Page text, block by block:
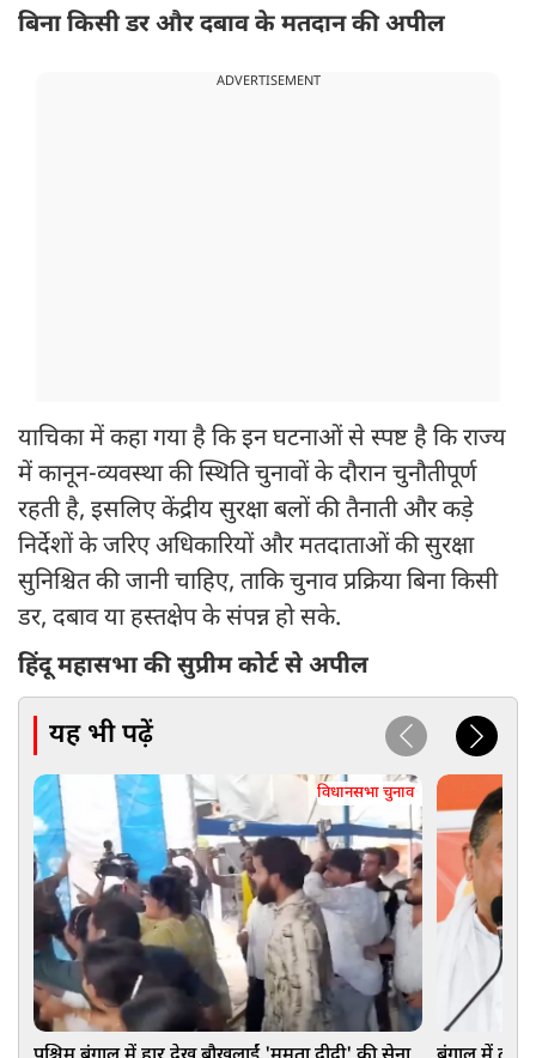
बिना किसी डर और दबाव के मतदान की अपील
ADVERTISEMENT
याचिका में कहा गया है कि इन घटनाओं से स्पष्ट है कि राज्य
में कानून-व्यवस्था की स्थिति चुनावों के दौरान चुनौतीपूर्ण
रहती है, इसलिए केंद्रीय सुरक्षा बलों की तैनाती और कड़े
निर्देशों के जरिए अधिकारियों और मतदाताओं की सुरक्षा
सुनिश्चित की जानी चाहिए, ताकि चुनाव प्रक्रिया बिना किसी
डर, दबाव या हस्तक्षेप के संपन्न हो सके.
हिंदू महासभा की सुप्रीम कोर्ट से अपील
यह भी पढ़ें
विधानसभा चुनाव